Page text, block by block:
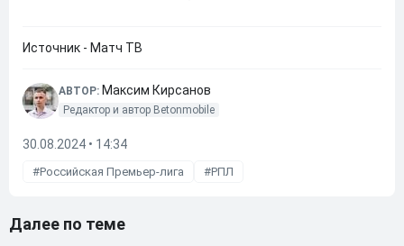
Источник - Матч ТВ
АВТОР: Максим Кирсанов
Редактор и автор Betonmobile
30.08.2024 • 14:34
Российская Премьер-лига РПЛ
Далее по теме